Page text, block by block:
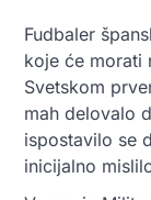
Fudbaler
koje će morati
Svetskom
mah delovalo
ispostavilo se
inicijalno